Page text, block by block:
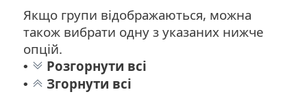
Якщо групи відображаються, можна
також вибрати одну з указаних нижче
опцій.
• Розгорнути всі
• Згорнути всі